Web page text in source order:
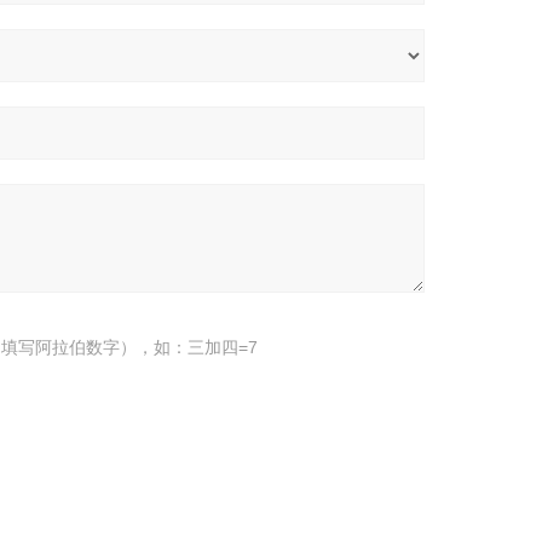
写阿拉伯数字），如：三加四=7